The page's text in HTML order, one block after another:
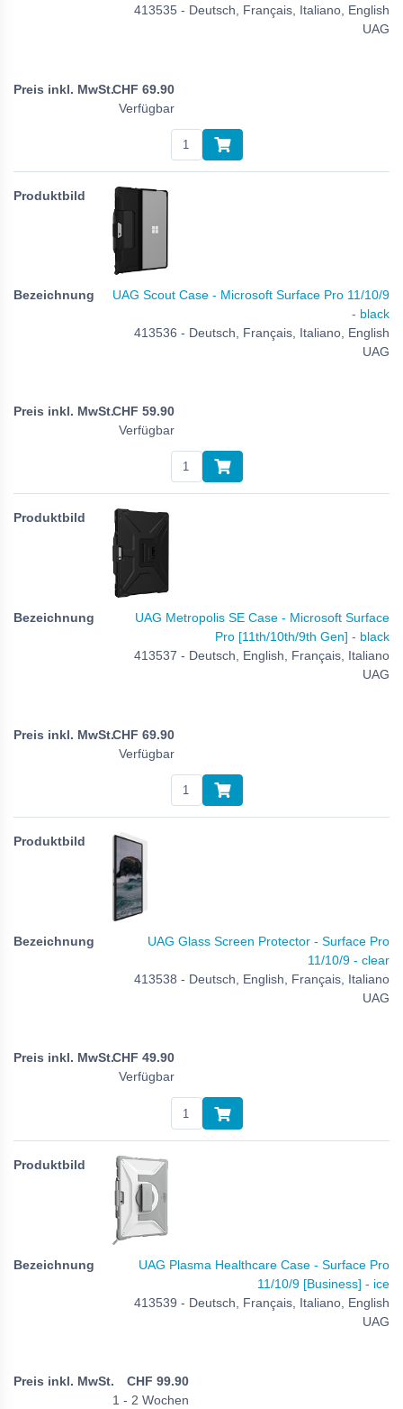
413535 - Deutsch, Français, Italiano, English
UAG
CHF 69.90
Verfügbar
UAG Scout Case - Microsoft Surface Pro 11/10/9
- black
413536 - Deutsch, Français, Italiano, English
UAG
CHF 59.90
Verfügbar
UAG Metropolis SE Case - Microsoft Surface
Pro [11th/10th/9th Gen] - black
413537 - Deutsch, English, Français, Italiano
UAG
CHF 69.90
Verfügbar
UAG Glass Screen Protector - Surface Pro
11/10/9 - clear
413538 - Deutsch, English, Français, Italiano
UAG
CHF 49.90
Verfügbar
UAG Plasma Healthcare Case - Surface Pro
11/10/9 [Business] - ice
413539 - Deutsch, Français, Italiano, English
UAG
CHF 99.90
1 - 2 Wochen